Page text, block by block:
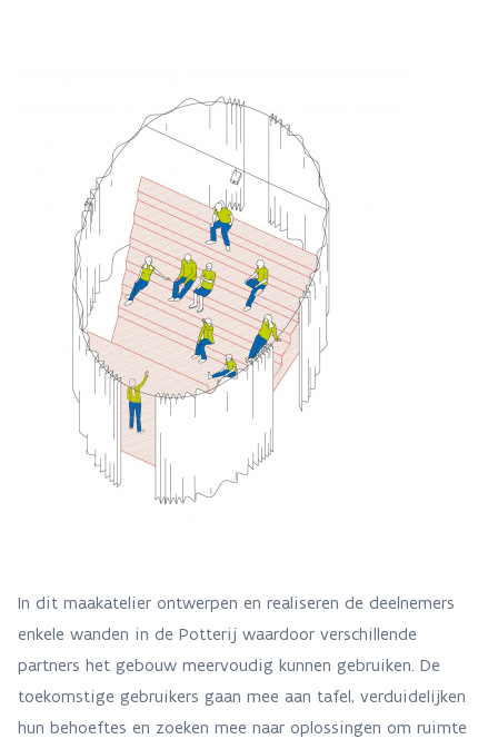
In dit maakatelier ontwerpen en realiseren de deelnemers
enkele wanden in de Potterij waardoor verschillende
partners het gebouw meervoudig kunnen gebruiken. De
toekomstige gebruikers gaan mee aan tafel, verduidelijken
hun behoeftes en zoeken mee naar oplossingen om ruimte